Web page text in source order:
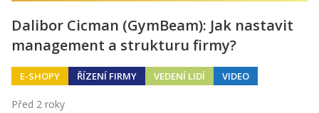
Dalibor Cicman (GymBeam): Jak nastavit
management a strukturu firmy?
E-SHOPY ŘÍZENÍ FIRMY VEDENÍ LIDÍ VIDEO
Před 2 roky